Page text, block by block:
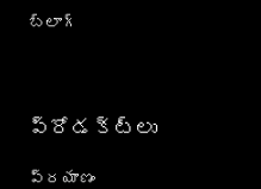
బ్లాగ్
ప్రోడక్ట్؜లు
ప్రయాణం